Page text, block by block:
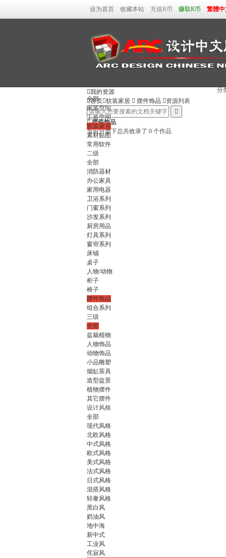
设为首页 收藏本站 充值R币 赚取R币 繁體中
我的资源
首页软装家居  摆件饰品 资源列表

摆件饰品
当前分类下总共收录了 0 个作品
分
全部
家装空间
工装空间
软装家居
素材贴图
常用软件
二级
全部
消防器材
办公家具
家用电器
卫浴系列
门窗系列
沙发系列
厨房用品
灯具系列
窗帘系列
床铺
桌子
人物/动物
柜子
椅子
摆件饰品
组合系列
三级
全部
盆栽植物
人物饰品
动物饰品
小品雕塑
烟缸茶具
造型盆景
植物摆件
其它摆件
设计风格
全部
现代风格
北欧风格
中式风格
欧式风格
美式风格
法式风格
日式风格
混搭风格
轻奢风格
黑白风
奶油风
地中海
新中式
工业风
侘寂风